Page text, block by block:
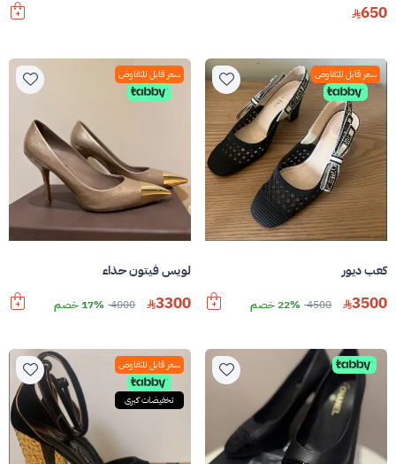
650
سعر قابل للتفاوض
كعب ديور
3500
4500 22% خصم
سعر قابل للتفاوض
لويس فيتون حذاء
3300
4000 17% خصم
سعر قابل للتفاوض
تخفيضات كبرى